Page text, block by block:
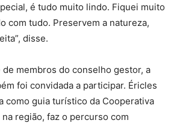
é tudo muito lindo. Fiquei muito
com tudo. Preservem a natureza,
disse.
de membros do conselho gestor, a
foi convidada a participar. Éricles
como guia turístico da Cooperativa
região, faz o percurso com